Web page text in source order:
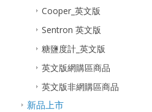
Cooper_英文版
Sentron 英文版
糖鹽度計_英文版
英文版網購區商品
英文版非網購區商品
新品上市